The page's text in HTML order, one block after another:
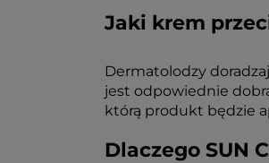
Jaki krem
Dermatolodzy
jest odpowiednie
którą produkt będzie
Dlaczego SUN